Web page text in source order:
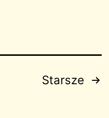
Starsze